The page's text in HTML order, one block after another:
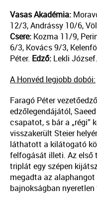
Vasas Akadémia:
12/3, Andrássy 10/6,
Csere: Kozma 11/9,
6/3, Kovács 9/3,
Péter. Edző: Lekli József.
A Honvéd legjobb dobói:
Faragó Péter
edzőlegendájától,
csapatot, s bár a „régi”
visszakerült Steier
láthatott a kilátogató
felfogását illeti. Az első
triplát egy szépen
megadta az alaphangot
bajnokságban